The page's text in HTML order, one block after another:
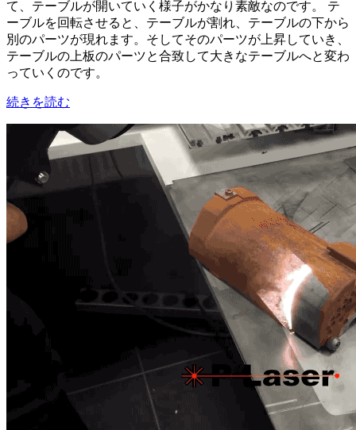
て、テーブルが開いていく様子がかなり素敵なのです。 テ
ーブルを回転させると、テーブルが割れ、テーブルの下から
別のパーツが現れます。そしてそのパーツが上昇していき、
テーブルの上板のパーツと合致して大きなテーブルへと変わ
っていくのです。
続きを読む